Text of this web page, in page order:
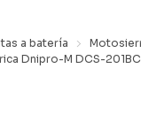
a batería
Dnipro-M DCS-